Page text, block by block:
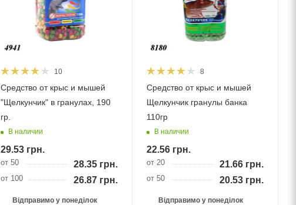
10
Средство от крыс и мышей
"Щелкунчик" в гранулах, 190
гр.
В наличии
29.53грн.
от 50 28.35грн.
от 100 26.87грн.
Відправимо у понеділок
8
Средство от крыс и мышей
Щелкунчик гранулы банка
110гр
В наличии
22.56грн.
от 20 21.66 грн.
от 50 20.53 грн.
Відправимо у понеділок